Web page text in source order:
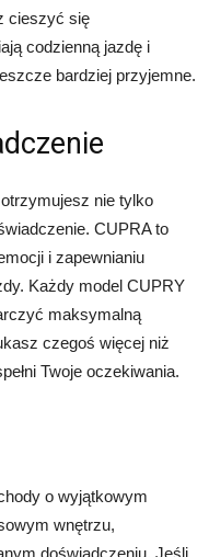
cieszyć się
codzienną jazdę i
bardziej przyjemne.
nie tylko
CUPRA to
i zapewnianiu
Każdy model CUPRY
maksymalną
czegoś więcej niż
Twoje oczekiwania.
o wyjątkowym
wnętrzu,
doświadczeniu. Jeśli